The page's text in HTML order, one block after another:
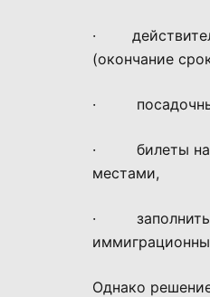
·
(окончание
· посадочный
· билеты на
местами,
· заполнить
Однако